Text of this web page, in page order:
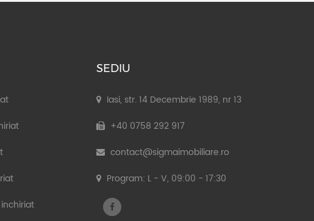
SEDIU
Iasi, str. 14 Decembrie 1989, nr 13
+40 0758 292 917
contact@sigmaimobiliare.ro
Program: L - V, 09:00 - 17:30